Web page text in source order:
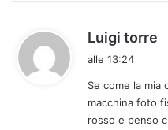
Luigi torre
e
t
alle 13:24
Se come la mia
macchina foto
rosso e penso